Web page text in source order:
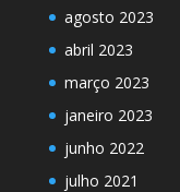
agosto 2023
abril 2023
março 2023
janeiro 2023
junho 2022
julho 2021